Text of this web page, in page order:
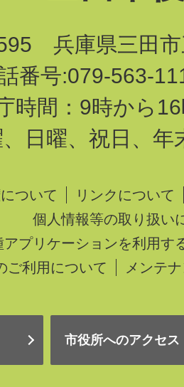
兵庫県三田市
番号:079-563-
時間：9時から
日曜、祝日、年
ついて
リンクについて
個人情報等の取り扱い
アプリケーションを利用す
ご利用について
メンテ
市役所へのアクセス